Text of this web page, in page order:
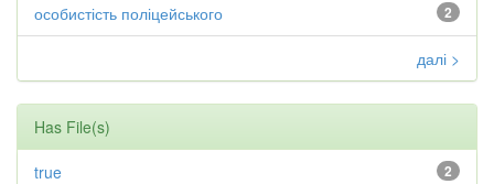
2
особистість поліцейського
далі >
Has File(s)
2
true